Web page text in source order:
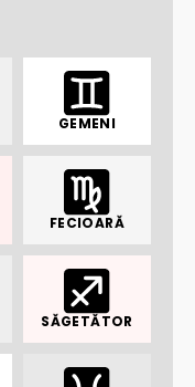
GEMENI
FECIOARĂ
SĂGETĂTOR